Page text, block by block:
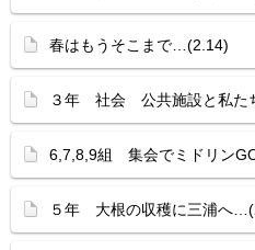
春はもうそこまで…(2.14)
３年 社会 公共施設と私た
6,7,8,9組 集会でミドリン
５年 大根の収穫に三浦へ